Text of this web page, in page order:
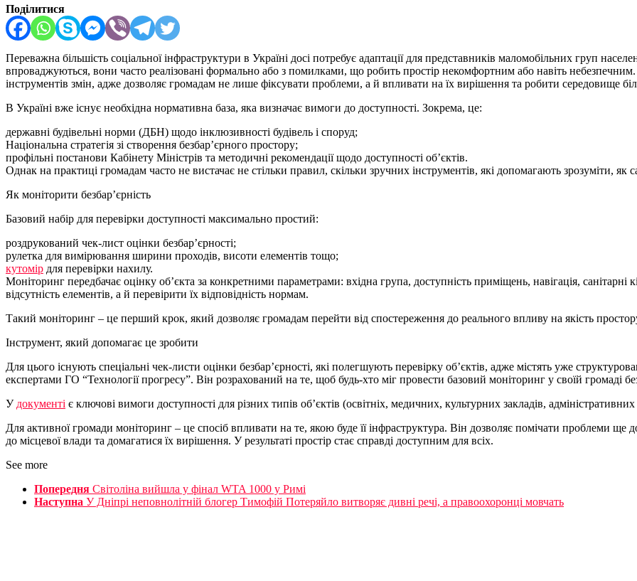
Поділитися
Переважна більшість соціальної інфраструктури в Україні досі потребує адаптації для представників маломобільних груп
впроваджуються, вони часто реалізовані формально або з помилками, що робить простір некомфортним або навіть
інструментів змін, адже дозволяє громадам не лише фіксувати проблеми, а й впливати на їх вирішення та робити середовище
В Україні вже існує необхідна нормативна база, яка визначає вимоги до доступності. Зокрема, це:
державні будівельні норми (ДБН) щодо інклюзивності будівель і споруд;
Національна стратегія зі створення безбар’єрного простору;
профільні постанови Кабінету Міністрів та методичні рекомендації щодо доступності об’єктів.
Однак на практиці громадам часто не вистачає не стільки правил, скільки зручних інструментів, які допомагають зрозуміти, як
Як моніторити безбар’єрність
Базовий набір для перевірки доступності максимально простий:
роздрукований чек-лист оцінки безбар’єрності;
рулетка для вимірювання ширини проходів, висоти елементів тощо;
кутомір для перевірки нахилу.
Моніторинг передбачає оцінку об’єкта за конкретними параметрами: вхідна група, доступність приміщень, навігація,
відсутність елементів, а й перевірити їх відповідність нормам.
Такий моніторинг – це перший крок, який дозволяє громадам перейти від спостереження до реального впливу на якість
Інструмент, який допомагає це зробити
Для цього існують спеціальні чек-листи оцінки безбар’єрності, які полегшують перевірку об’єктів, адже містять уже
експертами ГО “Технології прогресу”. Він розрахований на те, щоб будь-хто міг провести базовий моніторинг у своїй громаді
У документі є ключові вимоги доступності для різних типів об’єктів (освітніх, медичних, культурних закладів,
Для активної громади моніторинг – це спосіб впливати на те, якою буде її інфраструктура. Він дозволяє помічати проблеми
до місцевої влади та домагатися їх вирішення. У результаті простір стає справді доступним для всіх.
See more
Попередня Світоліна вийшла у фінал WTA 1000 у Римі
Наступна У Дніпрі неповнолітній блогер Тимофій Потеряйло витворяє дивні речі, а правоохоронці мовчать